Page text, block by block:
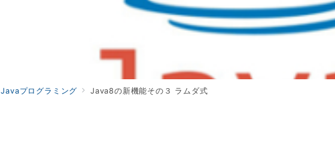
Javaプログラミング Java8の新機能その３ ラムダ式